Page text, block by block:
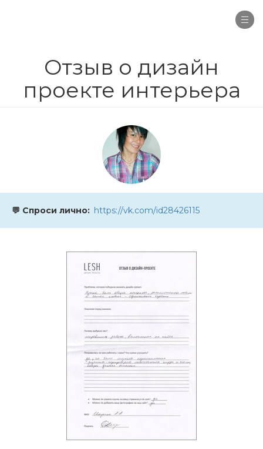
Отзыв о дизайн
проекте интерьера
💬 Спроси лично https://vk.com/id28426115